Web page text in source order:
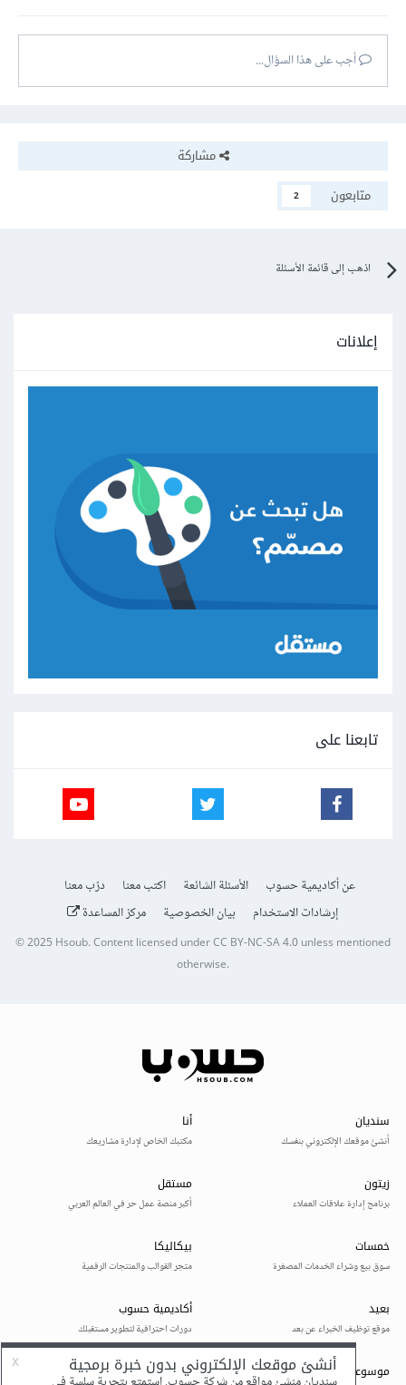
أجب على هذا السؤال...
مشاركة
متابعون
2
اذهب إلى قائمة الأسئلة
إعلانات
تابعنا على
عن أكاديمية حسوب الأسئلة الشائعة اكتب معنا
درّب معنا
إرشادات الاستخدام
بيان الخصوصية مركز المساعدة
© 2025Hsoub.Content licensed underCC BY-NC-SA 4.0unless mentioned
otherwise.